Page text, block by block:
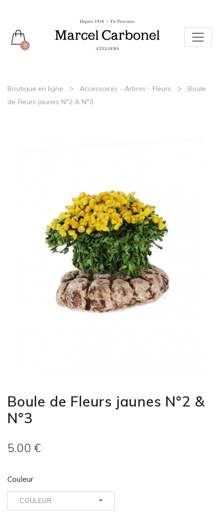
0
Boutique en ligne > Accessoires - Arbres - Fleurs >
Boule
de Fleurs jaunes N°2 & N°3
Boule de Fleurs jaunes N°2 &
N°3
5.00 €
Couleur
COULEUR